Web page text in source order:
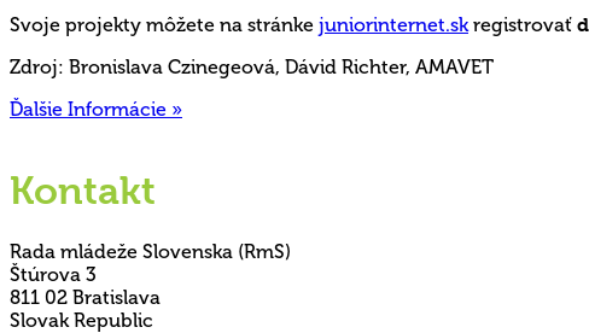
Svoje projekty môžete na stránke juniorinternet.skregistrovať
Zdroj: Bronislava Czinegeová, Dávid Richter, AMAVET
Ďalšie Informácie »
Kontakt
Rada mládeže Slovenska (RmS)
Štúrova 3
811 02 Bratislava
Slovak Republic